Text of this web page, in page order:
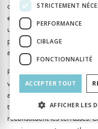
convaincu du fait qu’elles
elles avaient des avantages
un pilier émotionnel; il faut
par retrait ne va pas de soi
alternative, ce à quoi s’attelle
Peut-être qu’une divinité
vigneron·ne·s ferait l’affaire,
année reprend sa tâche,
terre pour rechausser le
reconstituent les terrasses.
STRICTEMENT
PERFORMANCE
CIBLAGE
FONCTIONNALITÉ
ACCEPTER TOUT
AFFICHER LES